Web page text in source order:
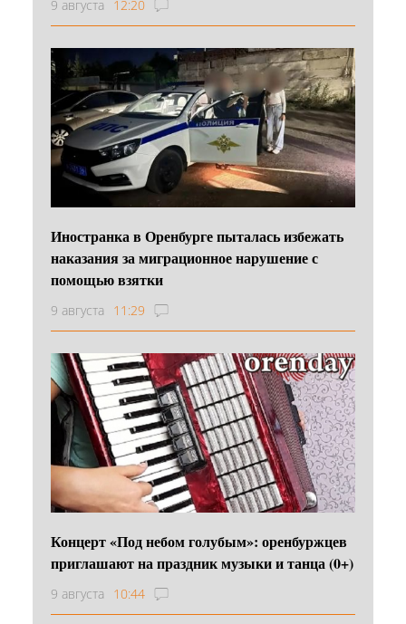
9 августа 12:20
Иностранка в Оренбурге пыталась избежать
наказания за миграционное нарушение с
помощью взятки
9 августа 11:29
Концерт «Под небом голубым»: оренбуржцев
приглашают на праздник музыки и танца (0+)
9 августа 10:44